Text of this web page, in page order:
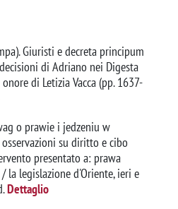
Giuristi e decreta principum
di Adriano nei Digesta
di Letizia Vacca (pp. 1637-
o prawie i jedzeniu w
su diritto e cibo
presentato a: prawa
la legislazione d'Oriente, ieri e
Dettaglio